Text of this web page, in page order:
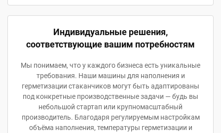
Индивидуальные решения,
соответствующие вашим потребностям
Мы понимаем, что у каждого бизнеса есть уникальные
требования. Наши машины для наполнения и
герметизации стаканчиков могут быть адаптированы
под конкретные производственные задачи — будь вы
небольшой стартап или крупномасштабный
производитель. Благодаря регулируемым настройкам
объёма наполнения, температуры герметизации и